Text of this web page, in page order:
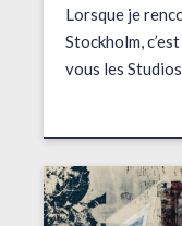
Lorsque je
Stockholm,
vous les